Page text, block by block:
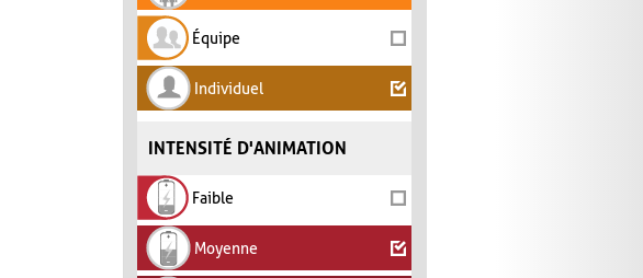
Équipe
Individuel
INTENSITÉ D'ANIMATION
Faible
Moyenne